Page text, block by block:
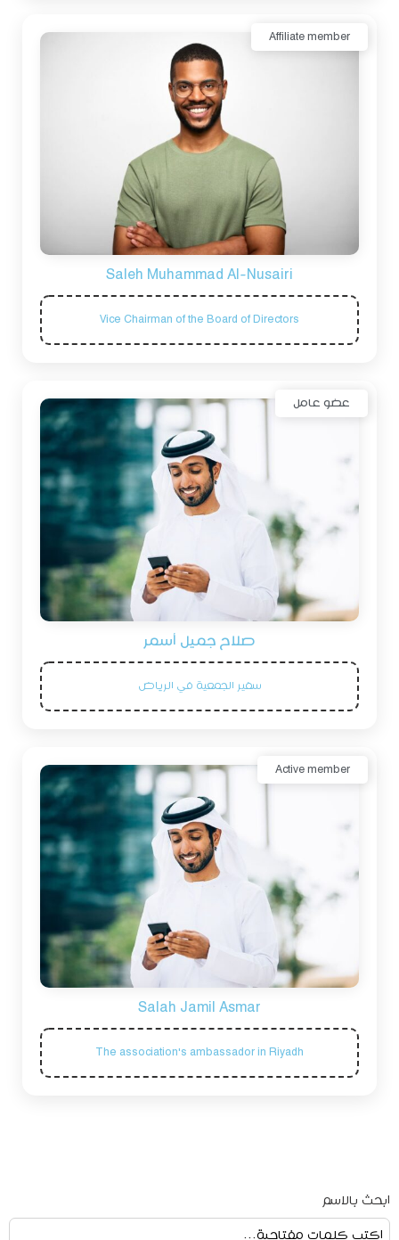
Affiliate member
Saleh Muhammad Al-Nusairi
Vice Chairman of the Board of Directors
عضو عامل
صلاح جميل أسمر
سفير الجمعية في الرياض
Active member
Salah Jamil Asmar
The association's ambassador in Riyadh
ابحث بالاسم